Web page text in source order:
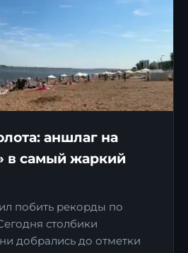
аншлаг на
в самый жаркий
побить рекорды по
столбики
добрались до отметки